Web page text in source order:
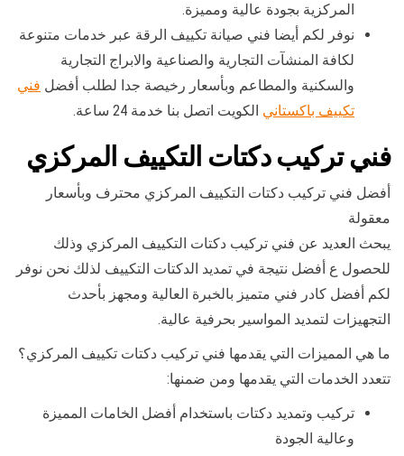
المركزية بجودة عالية ومميزة.
نوفر لكم أيضا فني صيانة تكييف الرقة عبر خدمات متنوعة
لكافة المنشآت التجارية والصناعية والابراج التجارية
والسكنية والمطاعم وبأسعار رخيصة جدا لطلب أفضل فني
تكييف باكستاني الكويت اتصل بنا خدمة 24 ساعة.
فني تركيب دكتات التكييف المركزي
أفضل فني تركيب دكتات التكييف المركزي محترف وبأسعار
معقولة
يبحث العديد عن فني تركيب دكتات التكييف المركزي وذلك
للحصول ع أفضل نتيجة في تمديد الدكتات التكييف لذلك نحن نوفر
لكم أفضل كادر فني متميز بالخبرة العالية ومجهز بأحدث
التجهيزات لتمديد المواسير بحرفية عالية.
ما هي المميزات التي يقدمها فني تركيب دكتات تكييف المركزي؟
تتعدد الخدمات التي يقدمها ومن ضمنها:
تركيب وتمديد دكتات باستخدام أفضل الخامات المميزة
وعالية الجودة